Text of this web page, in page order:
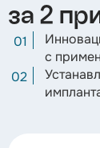
за 2
с